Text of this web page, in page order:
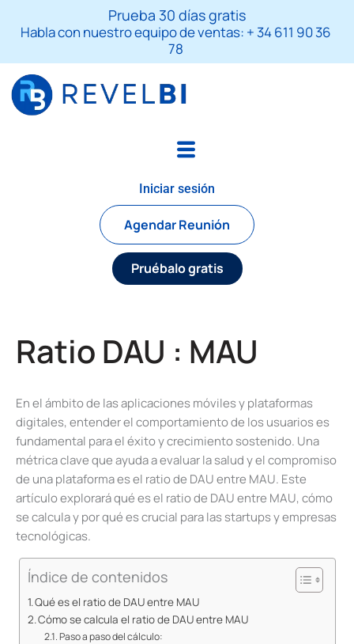
Prueba 30 días gratis
Habla con nuestro equipo de ventas: + 34 611 90 36
78
Iniciar sesión
Agendar Reunión
Pruébalo gratis
Ratio DAU : MAU
En el ámbito de las aplicaciones móviles y plataformas
digitales, entender el comportamiento de los usuarios es
fundamental para el éxito y crecimiento sostenido. Una
métrica clave que ayuda a evaluar la salud y el compromiso
de una plataforma es el ratio de DAU entre MAU. Este
artículo explorará qué es el ratio de DAU entre MAU, cómo
se calcula y por qué es crucial para las startups y empresas
tecnológicas.
Índice de contenidos
Qué es el ratio de DAU entre MAU
Cómo se calcula el ratio de DAU entre MAU
Paso a paso del cálculo:
r
c
h